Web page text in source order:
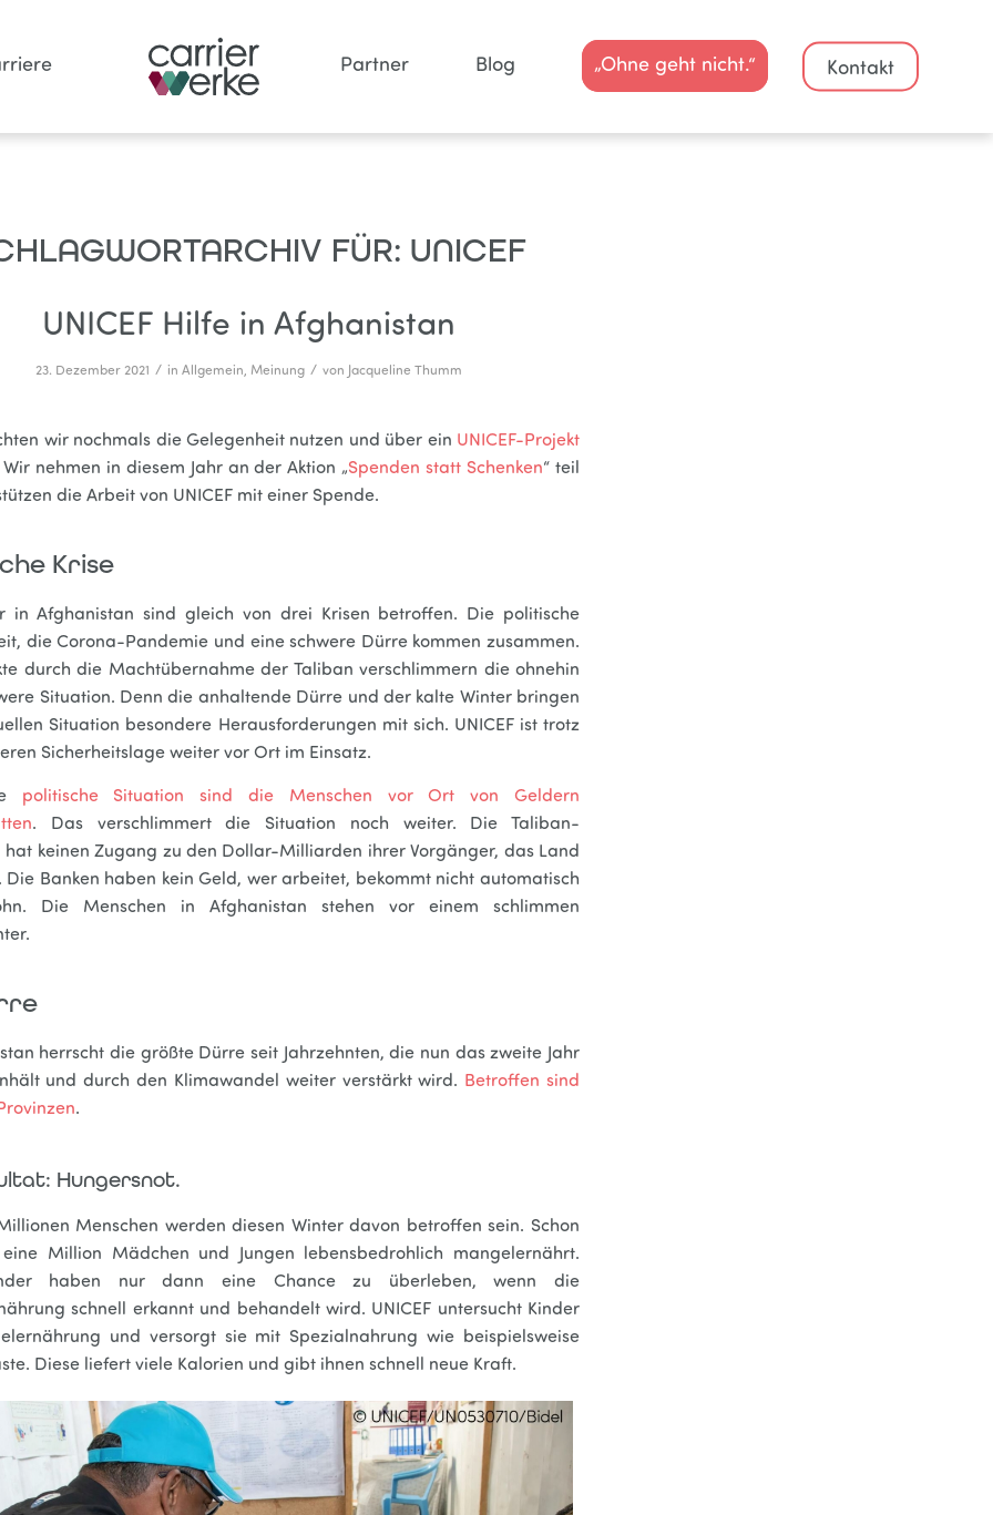
Partner Blog „Ohne geht nicht.“ Kontakt
FÜR: UNICEF
UNICEF Hilfe in Afghanistan
23. Dezember 2021 / in Allgemein, Meinung / von Jacqueline Thumm
wir nochmals die Gelegenheit nutzen und über ein UNICEF-Projekt
nehmen in diesem Jahr an der Aktion „Spenden statt Schenken“ teil
die Arbeit von UNICEF mit einer Spende.
Krise
in Afghanistan sind gleich von drei Krisen betroffen. Die politische
die Corona-Pandemie und eine schwere Dürre kommen zusammen.
durch die Machtübernahme der Taliban verschlimmern die ohnehin
Situation. Denn die anhaltende Dürre und der kalte Winter bringen
Situation besondere Herausforderungen mit sich. UNICEF ist trotz
Sicherheitslage weiter vor Ort im Einsatz.
politische Situation sind die Menschen vor Ort von Geldern
. Das verschlimmert die Situation noch weiter. Die Taliban-
hat keinen Zugang zu den Dollar-Milliarden ihrer Vorgänger, das Land
Die Banken haben kein Geld, wer arbeitet, bekommt nicht automatisch
Die Menschen in Afghanistan stehen vor einem schlimmen
herrscht die größte Dürre seit Jahrzehnten, die nun das zweite Jahr
und durch den Klimawandel weiter verstärkt wird.
Betroffen sind
.
Hungersnot.
Menschen werden diesen Winter davon betroffen sein. Schon
Million Mädchen und Jungen lebensbedrohlich mangelernährt.
haben nur dann eine Chance zu überleben, wenn die
schnell erkannt und behandelt wird. UNICEF untersucht Kinder
und versorgt sie mit Spezialnahrung wie beispielsweise
Diese liefert viele Kalorien und gibt ihnen schnell neue Kraft.